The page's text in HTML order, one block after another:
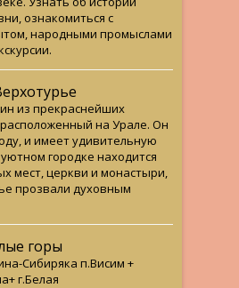
ознакомиться с
народными промыслами
из прекраснейших
на Урале. Он
и имеет удивительную
городке находится
мест, церкви и монастыри,
прозвали духовным
горы
Сибиряка п.Висим +
г.Белая